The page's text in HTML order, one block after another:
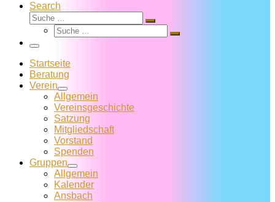
Search
Suche
Suche
Suche
Suche
Menü
Startseite
Beratung
Verein
Allgemein
Vereins­geschichte
Satzung
Mitglied­schaft
Vorstand
Spenden
Gruppen
Allgemein
Kalender
Ansbach